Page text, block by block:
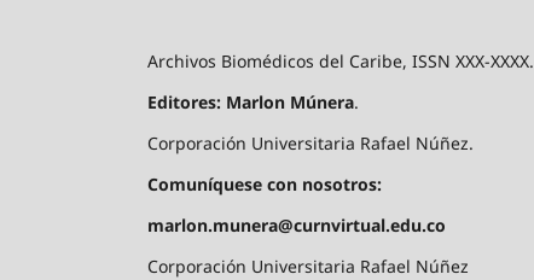
Archivos Biomédicos del Caribe, ISSN XXX-XXXX.
Editores: Marlon Múnera.
Corporación Universitaria Rafael Núñez.
Comuníquese con nosotros:
marlon.munera@curnvirtual.edu.co
Corporación Universitaria Rafael Núñez